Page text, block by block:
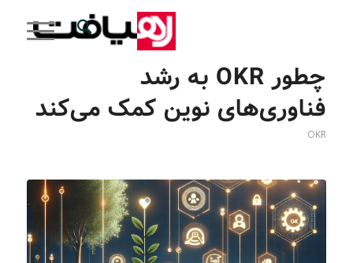
چطور OKR به رشد
فناوری‌های نوین کمک می‌کند
OKR